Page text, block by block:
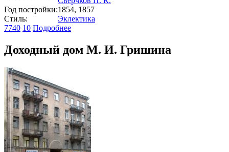
Год постройки:1854, 1857
Стиль:
Эклектика
7740 10 Подробнее
Доходный дом М. И. Гришина